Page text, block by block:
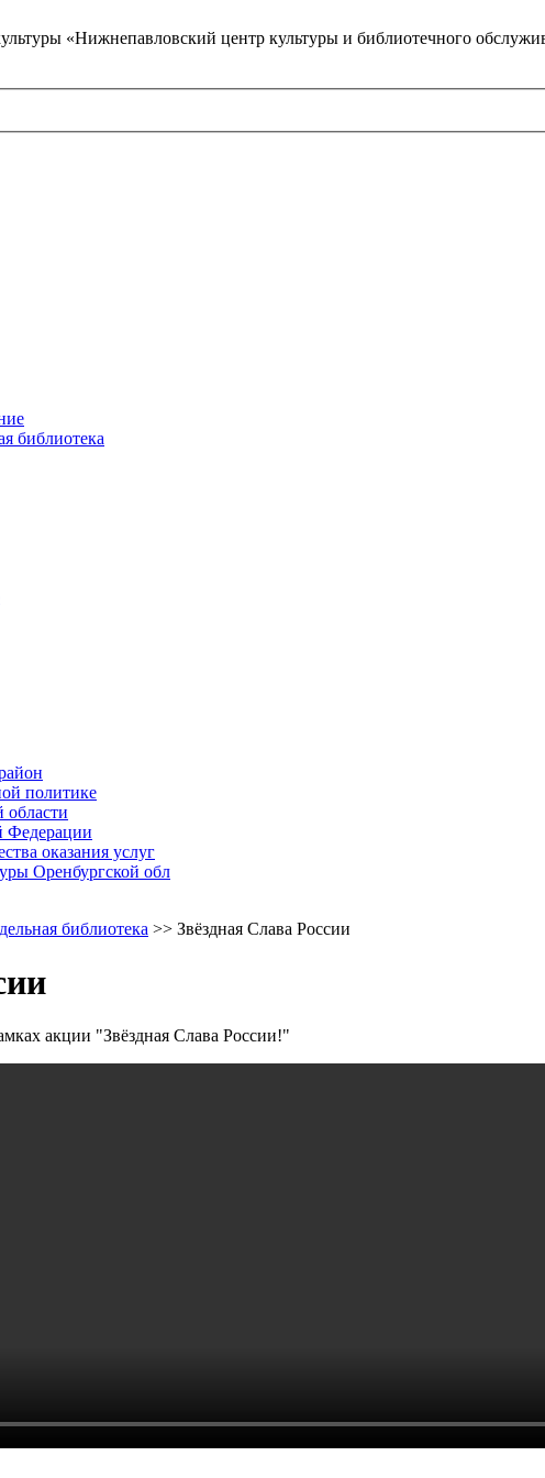
«Нижнепавловский центр культуры и библиотечного
библиотека
политике
области
Федерации
оказания услуг
Оренбургской обл
библиотека >> Звёздная Слава России
акции "Звёздная Слава России!"